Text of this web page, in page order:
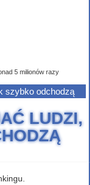
5 milionów razy
szybko odchodzą
LUDZI,